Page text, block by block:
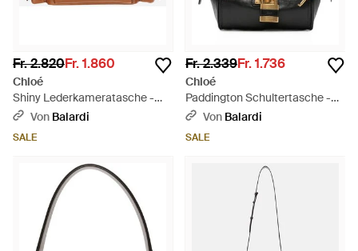
Fr. 2.820Fr. 1.860
Chloé
Shiny Lederkameratasche -
Braun
Von Balardi
SALE
Fr. 2.339Fr. 1.736
Chloé
Paddington Schultertasche -
Schwarz
Von Balardi
SALE